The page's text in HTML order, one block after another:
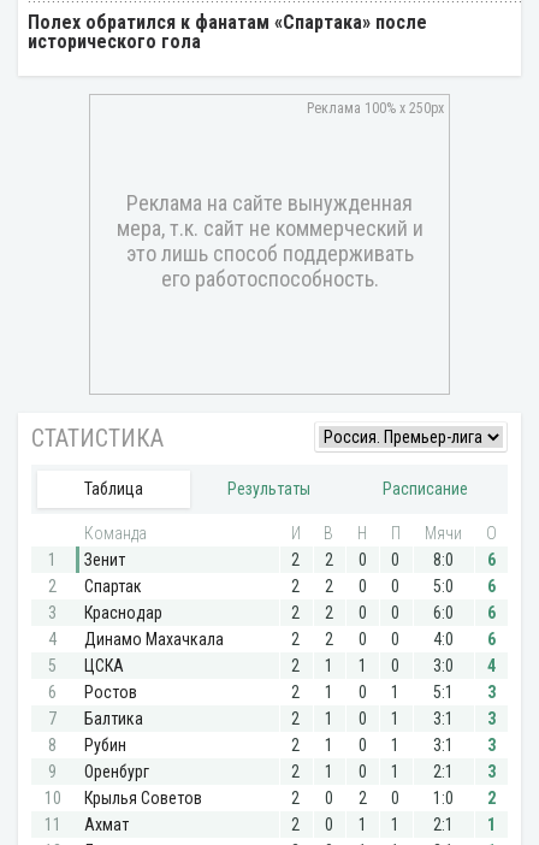
Полех обратился к фанатам «Спартака» после
исторического гола